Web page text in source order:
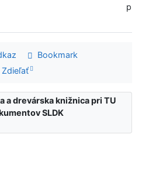
Bookmark
Zdieľať
a drevárska knižnica pri TU
SLDK